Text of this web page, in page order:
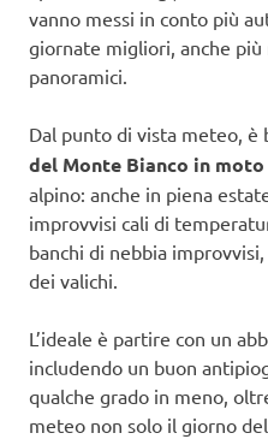
vanno messi in conto più
giornate migliori, anche
panoramici.
Dal punto di vista meteo, è
del Monte Bianco in moto
alpino: anche in piena
improvvisi cali di
banchi di nebbia
dei valichi.
L’ideale è partire con un
includendo un buon
qualche grado in meno,
meteo non solo il giorno